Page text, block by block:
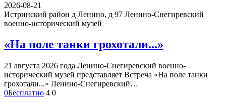
2026-08-21
Истринский район д Ленино, д 97 Ленино-Снегиревский
военно-исторический музей
«На поле танки грохотали...»
21 августа 2026 года Ленино-Снегиревский военно-
исторический музей представляет Встреча «На поле танки
грохотали...» Ленино-Снегиревский…
0Бесплатно 4 0